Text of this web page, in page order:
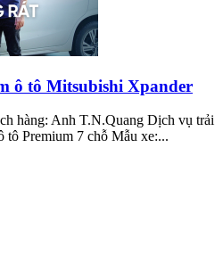
ô tô Mitsubishi Xpander
hàng: Anh T.N.Quang Dịch vụ trải
tô Premium 7 chỗ Mẫu xe:...